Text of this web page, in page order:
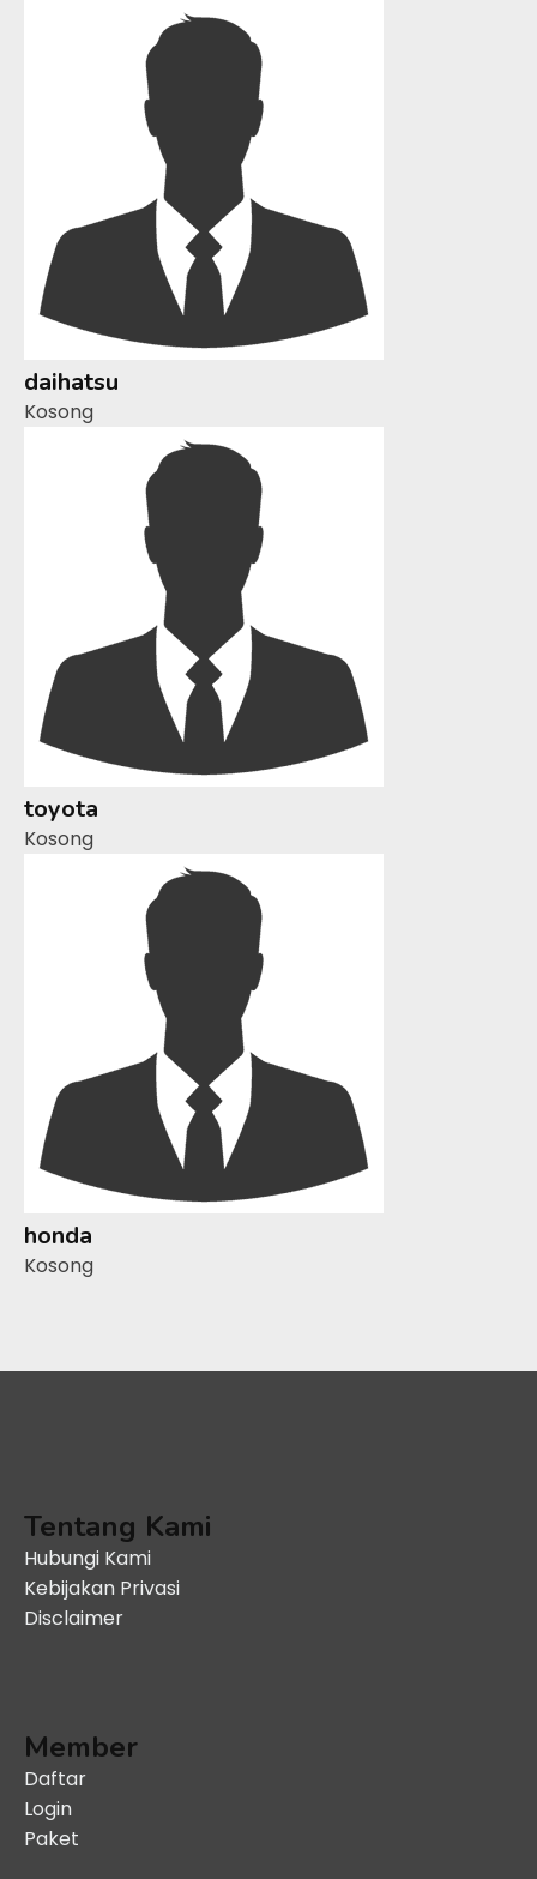
daihatsu
Kosong
toyota
Kosong
honda
Kosong
Tentang Kami
Hubungi Kami
Kebijakan Privasi
Disclaimer
Member
Daftar
Login
Paket